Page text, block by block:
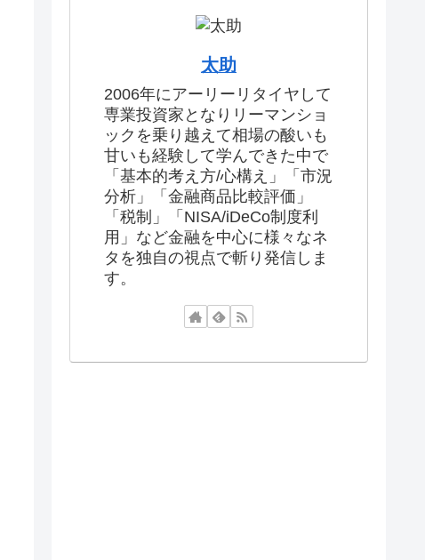
太助
2006年にアーリーリタイヤして
専業投資家となりリーマンショ
ックを乗り越えて相場の酸いも
甘いも経験して学んできた中で
「基本的考え方/心構え」「市況
分析」「金融商品比較評価」
「税制」「NISA/iDeCo制度利
用」など金融を中心に様々なネ
タを独自の視点で斬り発信しま
す。